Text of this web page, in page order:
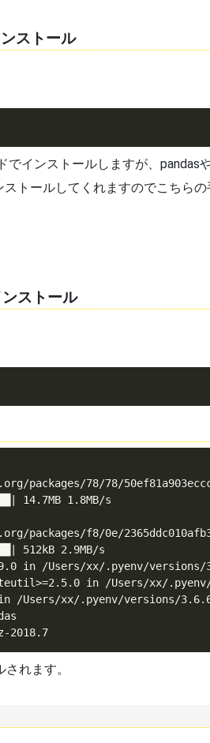
ストール
インストールしますが、pandas
トールしてくれますのでこちら
ストール
packages/78/78/
14.7MB 1.8MB/s
packages/f8/0e/
512kB 2.9MB/s
in /Users/xx/.pyenv/
in /Users/xx/
/Users/xx/.pyenv/versions/
2018.7
れます。